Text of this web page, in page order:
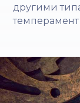
другими
темперамент